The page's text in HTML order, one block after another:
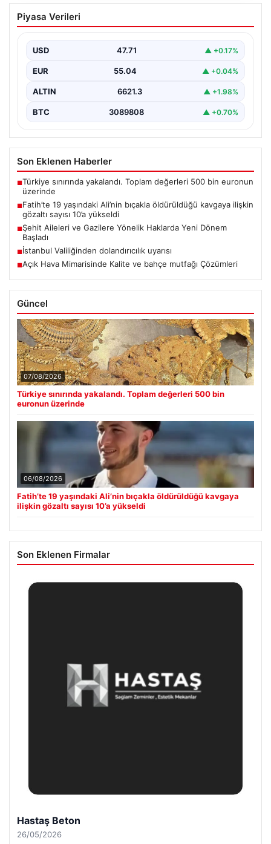
Fatih’te 19 yaşındaki Ali’nin bıçakla
öldürüldüğü kavgaya ilişkin gözaltı
Piyasa Verileri
USD 47.71 ▲ +0.17%
EUR 55.04 ▲ +0.04%
ALTIN 6621.3 ▲ +1.98%
BTC 3089808 ▲ +0.70%
Son Eklenen Haberler
■Türkiye sınırında yakalandı. Toplam değerleri 500 bin euronun
üzerinde
■Fatih’te 19 yaşındaki Ali’nin bıçakla öldürüldüğü kavgaya ilişkin
gözaltı sayısı 10’a yükseldi
■Şehit Aileleri ve Gazilere Yönelik Haklarda Yeni Dönem
Başladı
■İstanbul Valiliğinden dolandırıcılık uyarısı
■Açık Hava Mimarisinde Kalite ve bahçe mutfağı Çözümleri
Güncel
07/08/2026
Türkiye sınırında yakalandı. Toplam değerleri 500 bin
euronun üzerinde
06/08/2026
Fatih’te 19 yaşındaki Ali’nin bıçakla öldürüldüğü kavgaya
ilişkin gözaltı sayısı 10’a yükseldi
Son Eklenen Firmalar
Hastaş Beton
26/05/2026